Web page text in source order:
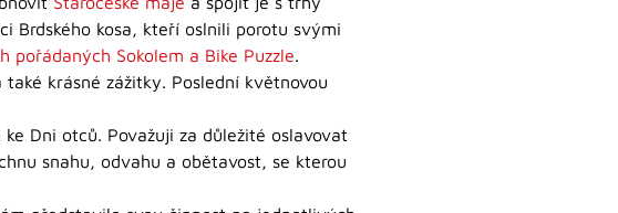
Brdského kosa, kteří oslnili porotu svými
pořádaných Sokolem a Bike Puzzle
krásné zážitky. Poslední květnovou
Dni otců. Považuji za důležité oslavovat
snahu, odvahu a obětavost, se kterou